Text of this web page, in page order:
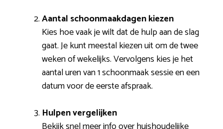
Aantal schoonmaakdagen kiezen
Kies hoe vaak je wilt dat de hulp aan de slag
gaat. Je kunt meestal kiezen uit om de twee
weken of wekelijks. Vervolgens kies je het
aantal uren van 1 schoonmaak sessie en een
datum voor de eerste afspraak.
Hulpen vergelijken